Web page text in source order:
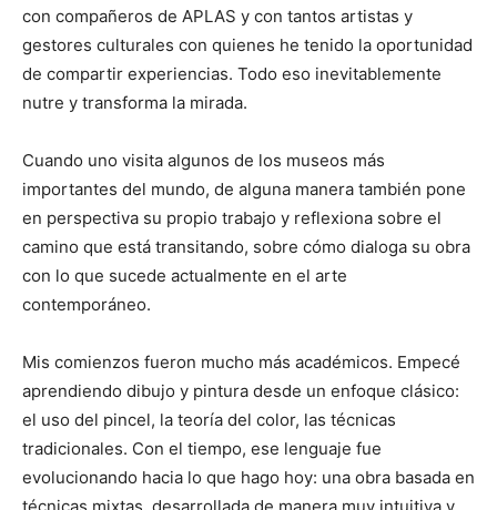
con compañeros de APLAS y con tantos artistas y
gestores culturales con quienes he tenido la oportunidad
de compartir experiencias. Todo eso inevitablemente
nutre y transforma la mirada.
Cuando uno visita algunos de los museos más
importantes del mundo, de alguna manera también pone
en perspectiva su propio trabajo y reflexiona sobre el
camino que está transitando, sobre cómo dialoga su obra
con lo que sucede actualmente en el arte
contemporáneo.
Mis comienzos fueron mucho más académicos. Empecé
aprendiendo dibujo y pintura desde un enfoque clásico:
el uso del pincel, la teoría del color, las técnicas
tradicionales. Con el tiempo, ese lenguaje fue
evolucionando hacia lo que hago hoy: una obra basada en